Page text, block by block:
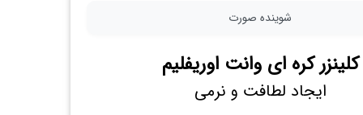
شوینده صورت
کلینزر کره ای وانت اوریفلیم
ایجاد لطافت و نرمی